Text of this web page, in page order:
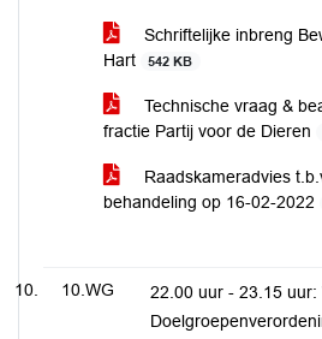
Schriftelijke inbreng
Hart
542 KB
Technische vraag &
fractie Partij voor de Dieren
Raadskameradvies
behandeling op 16-02-2022
10.WG
22.00 uur - 23.15 uur: